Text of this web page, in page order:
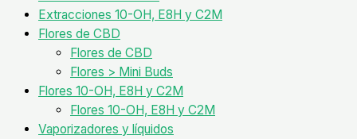
Extracciones 10-OH, E8H y C2M
Flores de CBD
Flores de CBD
Flores > Mini Buds
Flores 10-OH, E8H y C2M
Flores 10-OH, E8H y C2M
Vaporizadores y líquidos